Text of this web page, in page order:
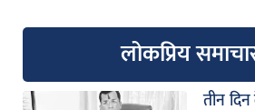
लोकप्रिय
तीन